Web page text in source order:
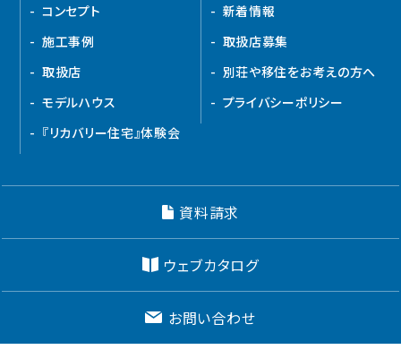
コンセプト
施工事例
取扱店
モデルハウス
『リカバリー住宅』体験会
新着情報
取扱店募集
別荘や移住をお考えの方へ
プライバシーポリシー
資料請求
ウェブカタログ
お問い合わせ